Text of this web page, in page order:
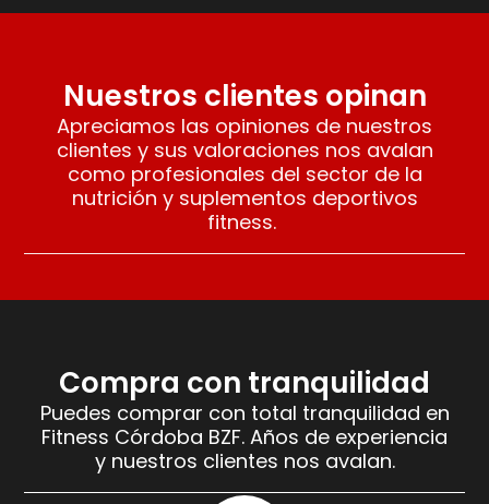
Nuestros clientes opinan
Apreciamos las opiniones de nuestros
clientes y sus valoraciones nos avalan
como profesionales del sector de la
nutrición y suplementos deportivos
fitness.
Compra con tranquilidad
Puedes comprar con total tranquilidad en
Fitness Córdoba BZF. Años de experiencia
y nuestros clientes nos avalan.